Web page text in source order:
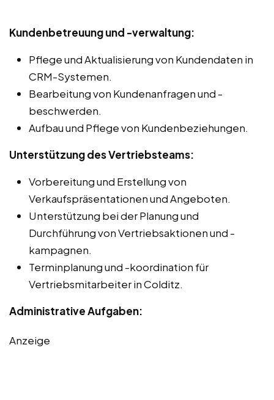
Kundenbetreuung und -verwaltung:
Pflege und Aktualisierung von Kundendaten in
CRM-Systemen.
Bearbeitung von Kundenanfragen und -
beschwerden.
Aufbau und Pflege von Kundenbeziehungen.
Unterstützung des Vertriebsteams:
Vorbereitung und Erstellung von
Verkaufspräsentationen und Angeboten.
Unterstützung bei der Planung und
Durchführung von Vertriebsaktionen und -
kampagnen.
Terminplanung und -koordination für
Vertriebsmitarbeiter in Colditz.
Administrative Aufgaben:
Anzeige